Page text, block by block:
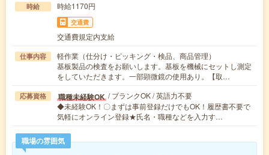
時給 時給1170円
交通費
交通費規定内支給
仕事内容
軽作業（仕分け・ピッキング・検品、商品管理）
基板製品の検査をお願いします。基板を機械にセットし測定
をしていただきます。一部顕微鏡の使用あり。【取…
応募資格 職種未経験OK / ブランクOK / 英語力不要
◆未経験OK！〇まずは事前登録だけでもOK！履歴書不要で
気軽にオンライン登録★氏名・職種などを入力す…
職場の雰囲気